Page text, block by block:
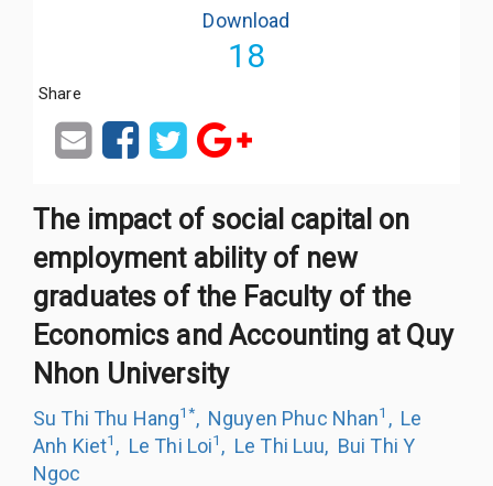
Download
18
Share
The impact of social capital on
employment ability of new
graduates of the Faculty of the
Economics and Accounting at Quy
Nhon University
Su Thi Thu Hang1*, Nguyen Phuc Nhan1 , Le
Anh Kiet1 , Le Thi Loi1 , Le Thi Luu, Bui Thi Y
Ngoc